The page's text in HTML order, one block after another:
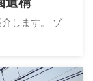
します。 ゾ